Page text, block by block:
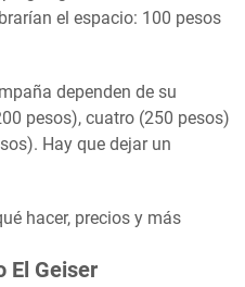
el espacio: 100 pesos
dependen de su
pesos), cuatro (250 pesos)
Hay que dejar un
El Geiser